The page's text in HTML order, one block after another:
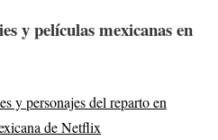
y películas mexicanas en
y personajes del reparto en
de Netflix